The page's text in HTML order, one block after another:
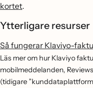
kortet.
Ytterligare resurser
Så fungerar Klaviyo-
Läs mer om hur Klaviyo
mobilmeddelanden,
(tidigare